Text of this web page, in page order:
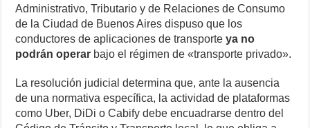
k
Administrativo, Tributario y de Relaciones de Consumo
de la Ciudad de Buenos Aires dispuso que los
conductores de aplicaciones de transporteya no
podrán operar bajo el régimen de «transporte privado».
La resolución judicial determina que, ante la ausencia
de una normativa específica, la actividad de plataformas
como Uber, DiDi o Cabify debe encuadrarse dentro del